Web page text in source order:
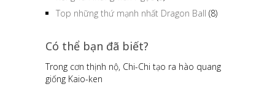
Top những thứ mạnh nhất Dragon Ball (8)
Có thể bạn đã biết?
Trong cơn thịnh nộ, Chi-Chi tạo ra hào quang
giống Kaio-ken